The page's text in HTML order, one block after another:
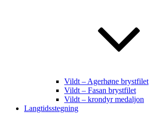
Vildt – Agerhøne brystfilet
Vildt – Fasan brystfilet
Vildt – krondyr medaljon
Langtidsstegning